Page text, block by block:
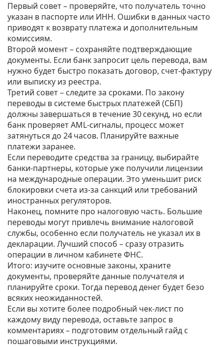
Первый совет – проверяйте, что получатель точно
указан в паспорте или ИНН. Ошибки в данных часто
приводят к возврату платежа и дополнительным
комиссиям.
Второй момент – сохраняйте подтверждающие
документы. Если банк запросит цель перевода, вам
нужно будет быстро показать договор, счет‑фактуру
или выписку из реестра.
Третий совет – следите за сроками. По закону
переводы в системе быстрых платежей (СБП)
должны завершаться в течение 30 секунд, но если
банк проверяет AML‑сигналы, процесс может
затянуться до 24 часов. Планируйте важные
платежи заранее.
Если переводите средства за границу, выбирайте
банки‑партнеры, которые уже получили лицензии
на международные операции. Это уменьшит риск
блокировки счета из‑за санкций или требований
иностранных регуляторов.
Наконец, помните про налоговую часть. Большие
переводы могут привлечь внимание налоговой
службы, особенно если получатель не указал их в
декларации. Лучший способ – сразу отразить
операции в личном кабинете ФНС.
Итого: изучите основные законы, храните
документы, проверяйте данные получателя и
планируйте сроки. Тогда перевод денег будет безо
всяких неожиданностей.
Если вы хотите более подробный чек‑лист по
каждому виду перевода, оставьте запрос в
комментариях – подготовим отдельный гайд с
пошаговыми инструкциями.